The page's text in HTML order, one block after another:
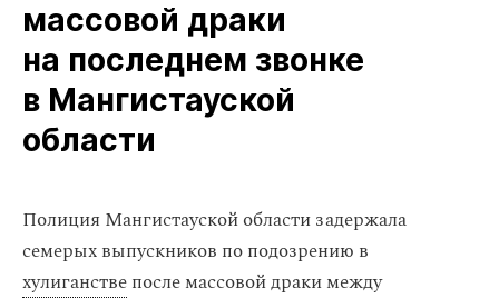
массовой драки
на последнем звонке
в Мангистауской
области
Полиция Мангистауской области задержала
семерых выпускников по подозрению в
хулиганствепосле массовой драки между